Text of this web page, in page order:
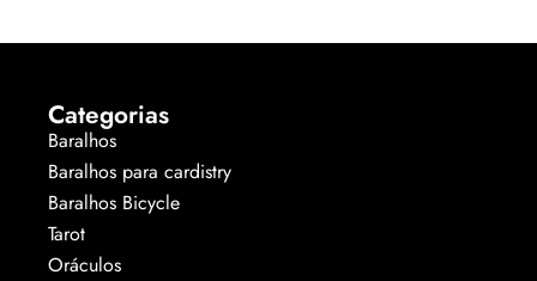
Categorias
Baralhos
Baralhos para cardistry
Baralhos Bicycle
Tarot
Oráculos